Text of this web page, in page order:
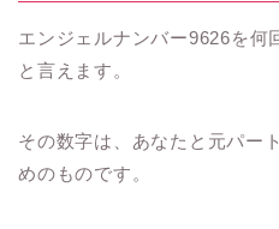
エンジェルナンバー9626を何
と言えます。
その数字は、あなたと元パー
めのものです。